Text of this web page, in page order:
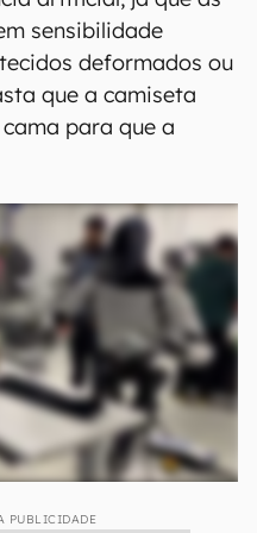
sensibilidade
deformados ou
que a camiseta
para que a
PUBLICIDADE